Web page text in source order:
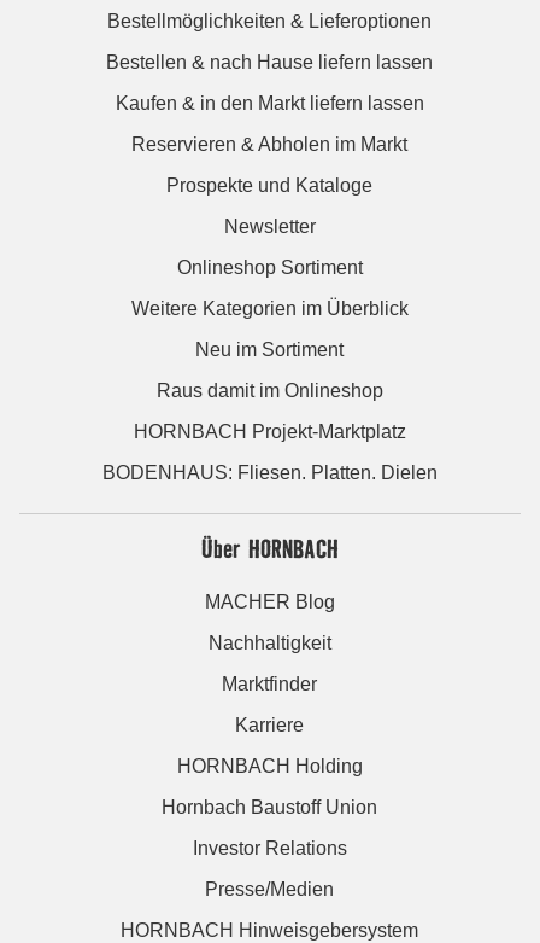
Bestellmöglichkeiten & Lieferoptionen
Bestellen & nach Hause liefern lassen
Kaufen & in den Markt liefern lassen
Reservieren & Abholen im Markt
Prospekte und Kataloge
Newsletter
Onlineshop Sortiment
Weitere Kategorien im Überblick
Neu im Sortiment
Raus damit im Onlineshop
HORNBACH Projekt-Marktplatz
BODENHAUS: Fliesen. Platten. Dielen
Über HORNBACH
MACHER Blog
Nachhaltigkeit
Marktfinder
Karriere
HORNBACH Holding
Hornbach Baustoff Union
Investor Relations
Presse/Medien
HORNBACH Hinweisgebersystem